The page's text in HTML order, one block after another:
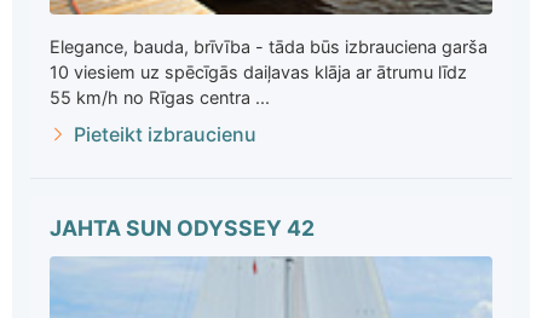
Elegance, bauda, brīvība - tāda būs izbrauciena garša
10 viesiem uz spēcīgās daiļavas klāja ar ātrumu līdz
55 km/h no Rīgas centra ...
Pieteikt izbraucienu
JAHTA SUN ODYSSEY 42